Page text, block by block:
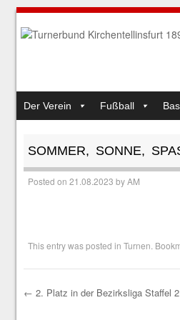
MENU
SKIP TO CONTENT
Der Verein Fußball
SOMMER, SONNE,
Posted on 21.08.2023 byAM
This entry was posted in Turnen .
← 2. Platz in der Bezirksliga Staffel 2